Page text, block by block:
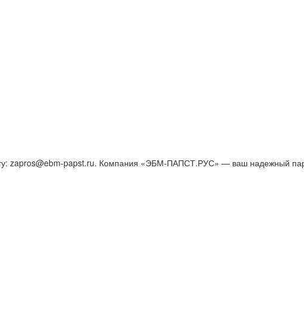
zapros@ebm-papst.ru. Компания «ЭБМ-ПАПСТ.РУС» — ваш надежный